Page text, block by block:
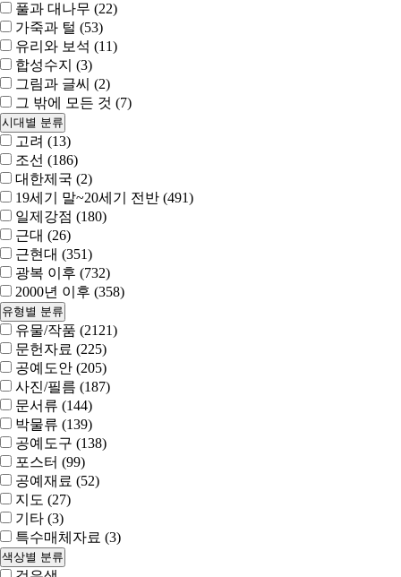
풀과 대나무 (22)
가죽과 털 (53)
유리와 보석 (11)
합성수지 (3)
그림과 글씨 (2)
그 밖에 모든 것 (7)
시대별 분류
고려 (13)
조선 (186)
대한제국 (2)
19세기 말~20세기 전반 (491)
일제강점 (180)
근대 (26)
근현대 (351)
광복 이후 (732)
2000년 이후 (358)
유형별 분류
유물/작품 (2121)
문헌자료 (225)
공예도안 (205)
사진/필름 (187)
문서류 (144)
박물류 (139)
공예도구 (138)
포스터 (99)
공예재료 (52)
지도 (27)
기타 (3)
특수매체자료 (3)
색상별 분류